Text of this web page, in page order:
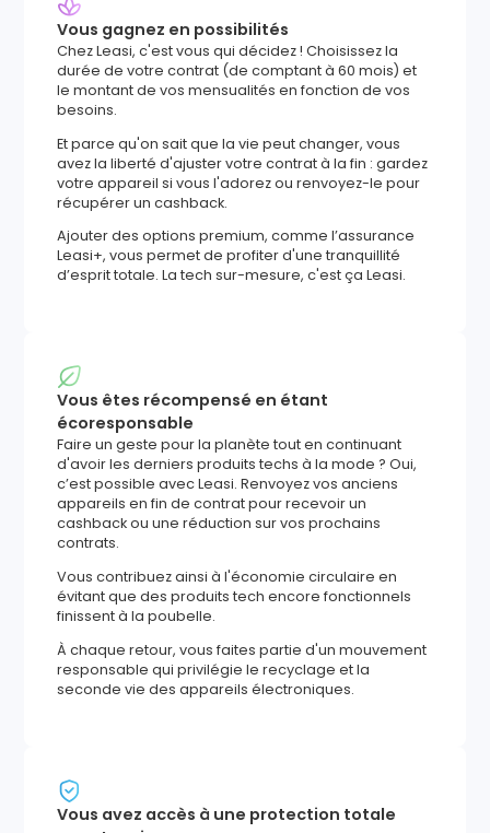
Vous gagnez en possibilités
Chez Leasi, c'est vous qui décidez ! Choisissez la
durée de votre contrat (de comptant à 60 mois) et
le montant de vos mensualités en fonction de vos
besoins.
Et parce qu'on sait que la vie peut changer, vous
avez la liberté d'ajuster votre contrat à la fin : gardez
votre appareil si vous l'adorez ou renvoyez-le pour
récupérer un cashback.
Ajouter des options premium, comme l’assurance
Leasi+, vous permet de profiter d'une tranquillité
d’esprit totale. La tech sur-mesure, c'est ça Leasi.
Vous êtes récompensé en étant
écoresponsable
Faire un geste pour la planète tout en continuant
d'avoir les derniers produits techs à la mode ? Oui,
c’est possible avec Leasi. Renvoyez vos anciens
appareils en fin de contrat pour recevoir un
cashback ou une réduction sur vos prochains
contrats.
Vous contribuez ainsi à l'économie circulaire en
évitant que des produits tech encore fonctionnels
finissent à la poubelle.
À chaque retour, vous faites partie d'un mouvement
responsable qui privilégie le recyclage et la
seconde vie des appareils électroniques.
Vous avez accès à une protection totale